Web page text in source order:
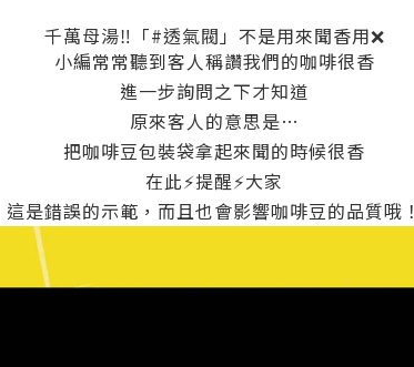
千萬母湯‼「#透氣閥 」不是用來聞香用❌
小編常常聽到客人稱讚我們的咖啡很香
進一步詢問之下才知道
原來客人的意思是…
把咖啡豆包裝袋拿起來聞的時候很香
在此⚡提醒⚡大家
這是錯誤的示範，而且也會影響咖啡豆的品質哦！